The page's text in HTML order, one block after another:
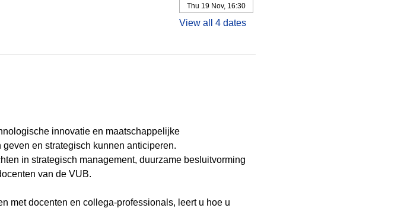
Thu 19 Nov, 16:30
View all 4 dates
innovatie en maatschappelijke
en strategisch kunnen anticiperen.
in strategisch management, duurzame besluitvorming
van de VUB.
met docenten en collega-professionals, leert u hoe u